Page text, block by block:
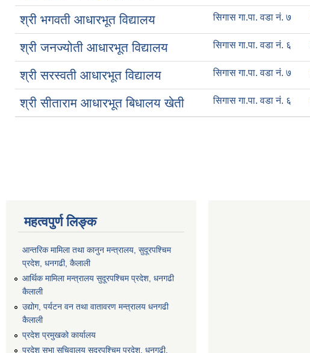
श्री भगवती आधारभूत विद्यालय सिगास गा.पा. वडा नं. ७
श्री जनज्योती आधारभूत विद्यालय सिगास गा.पा. वडा नं. ६
श्री सरस्वती आधारभूत विद्यालय सिगास गा.पा. वडा नं. ७
श्री सीताराम आधारभूत बिधालय खेती सिगास गा.पा. वडा नं. ६
महत्वपुर्ण लिङ्क
आन्तरिक मामिला तथा कानुन मन्त्रालय, सुदूरपश्चिम
प्रदेश, धनगढी, कैलाली
आर्थिक मामिला मन्त्रालय सुदूरपश्चिम प्रदेश, धनगढी
कैलाली
उद्योग, पर्यटन वन तथा वातावरण मन्त्रालय धनगढी
कैलाली
प्रदेश प्रमुखको कार्यालय
प्रदेश सभा सचिवालय सुदूरपश्‍चिम प्रदेश, धनगढी,